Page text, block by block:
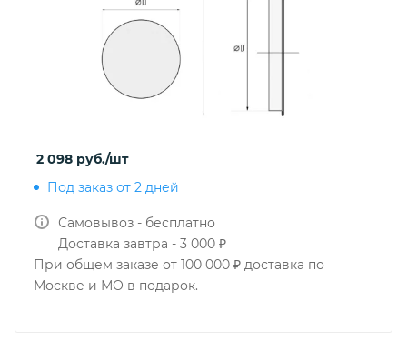
2 098 руб./шт
Под заказ от 2 дней
Самовывоз - бесплатно
Доставка завтра - 3 000 ₽
При общем заказе от 100 000 ₽ доставка по
Москве и МО в подарок.